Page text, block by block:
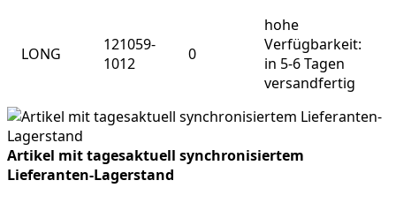
LONG
121059-
1012
0
hohe
Verfügbarkeit:
in 5-6 Tagen
versandfertig
Artikel mit tagesaktuell synchronisiertem
Lieferanten-Lagerstand